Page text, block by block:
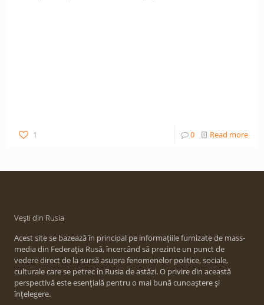
1 0 Read more
Vești din Rusia
Acest site se bazează în principal pe informațiile furnizate de mass-
media din Federația Rusă, încercând să prezinte un punct de
vedere direct de la sursă asupra fenomenelor politice, sociale,
culturale care se petrec în Rusia de astăzi. O privire din această
perspectivă este esențială pentru o mai bună cunoaștere și
înțelegere.